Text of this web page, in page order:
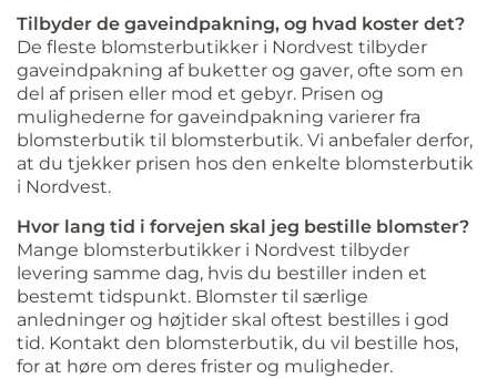
Tilbyder de gaveindpakning, og hvad koster det?
De fleste blomsterbutikker i Nordvest tilbyder
gaveindpakning af buketter og gaver, ofte som en
del af prisen eller mod et gebyr. Prisen og
mulighederne for gaveindpakning varierer fra
blomsterbutik til blomsterbutik. Vi anbefaler derfor,
at du tjekker prisen hos den enkelte blomsterbutik
i Nordvest.
Hvor lang tid i forvejen skal jeg bestille blomster?
Mange blomsterbutikker i Nordvest tilbyder
levering samme dag, hvis du bestiller inden et
bestemt tidspunkt. Blomster til særlige
anledninger og højtider skal oftest bestilles i god
tid. Kontakt den blomsterbutik, du vil bestille hos,
for at høre om deres frister og muligheder.